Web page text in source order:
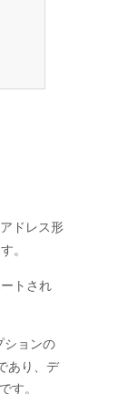
ドレス形
。
トされ
ションの
あり、デ
す。